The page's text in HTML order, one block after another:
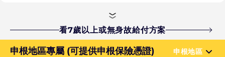
看7歲以上或無身故給付方案
申根地區專屬 (可提供申根保險憑證) 申根地區